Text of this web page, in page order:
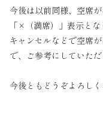
今後は以前同様、空席
「×（満席）」表示とな
キャンセルなどで空席
で、ご参考にしていた
今後ともどうぞよろしく